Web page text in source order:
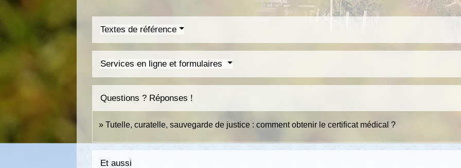
Textes de référence
Services en ligne et formulaires
Questions ? Réponses !
Tutelle, curatelle, sauvegarde de justice : comment obtenir le certificat médical ?
Et aussi